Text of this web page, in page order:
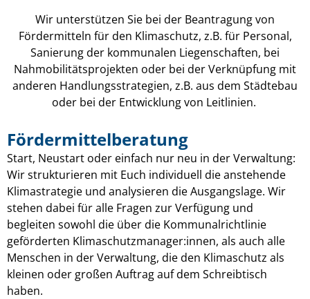
Wir unterstützen Sie bei der Beantragung von
Fördermitteln für den Klimaschutz, z.B. für Personal,
Sanierung der kommunalen Liegenschaften, bei
Nahmobilitätsprojekten oder bei der Verknüpfung mit
anderen Handlungsstrategien, z.B. aus dem Städtebau
oder bei der Entwicklung von Leitlinien.
Fördermittelberatung
Start, Neustart oder einfach nur neu in der Verwaltung:
Wir strukturieren mit Euch individuell die anstehende
Klimastrategie und analysieren die Ausgangslage. Wir
stehen dabei für alle Fragen zur Verfügung und
begleiten sowohl die über die Kommunalrichtlinie
geförderten Klimaschutzmanager:innen, als auch alle
Menschen in der Verwaltung, die den Klimaschutz als
kleinen oder großen Auftrag auf dem Schreibtisch
haben.